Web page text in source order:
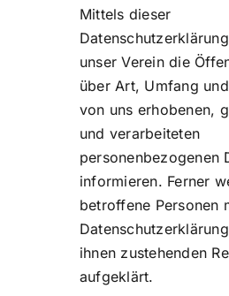
Mittels dieser
unser Verein die
über Art, Umfang
von uns erhobenen,
und verarbeiteten
personenbezogenen
informieren. Ferner
betroffene Personen
ihnen zustehenden
aufgeklärt.